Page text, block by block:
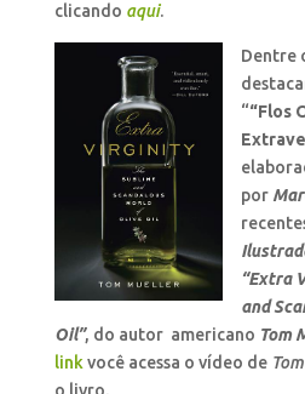
clicando aqui.
Dentre
““Flos
por
“Extra
and
Oil”, do autor americano Tom
linkvocê acessa o vídeo de